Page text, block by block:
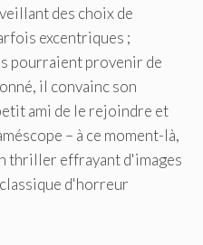
des choix de
excentriques ;
pourraient provenir de
il convainc son
ami de le rejoindre et
– à ce moment-là,
thriller effrayant d'images
d'horreur